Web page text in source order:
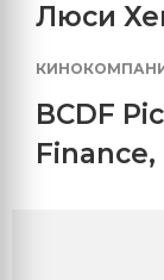
Люси
BCDF
Finance,